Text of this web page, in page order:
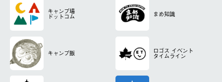
キャンプ場
ドットコム まめ知識
キャンプ飯 ロゴス イベント
タイムライン